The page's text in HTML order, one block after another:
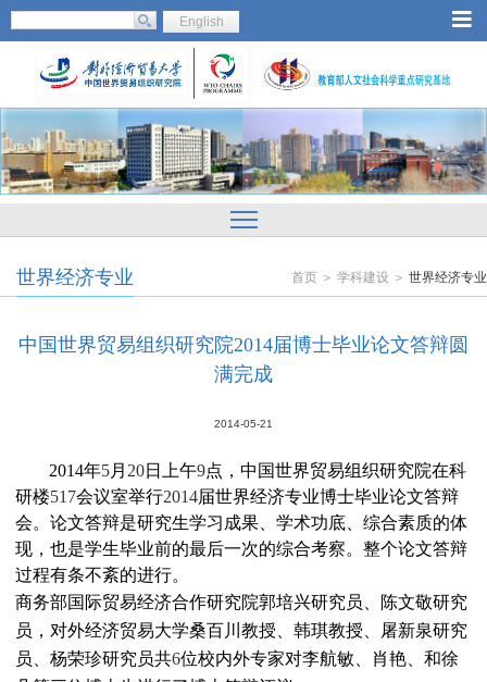
English
世界经济专业 首页 ＞ 学科建设 ＞ 世界经济专业
中国世界贸易组织研究院2014届博士毕业论文答辩圆
满完成
2014-05-21
2014年5月 20日 上午9点，中国世界贸易组织研究院在科
研楼517会议室举行2014届世界经济专业博士毕业论文答辩
会。 论文答辩是研究生学习成果、学术功底、综合素质的体
现，也是学生毕业前的最后一次的综合考察。整个论文答辩
过程有条不紊的进行。
商务部国际贸易经济合作研究院郭培兴研究员、陈文敬研究
员，对外经济贸易大学桑百川教授、韩琪教授、屠新泉研究
员、杨荣珍研究员共6位校内外专家对李航敏、肖艳、和徐